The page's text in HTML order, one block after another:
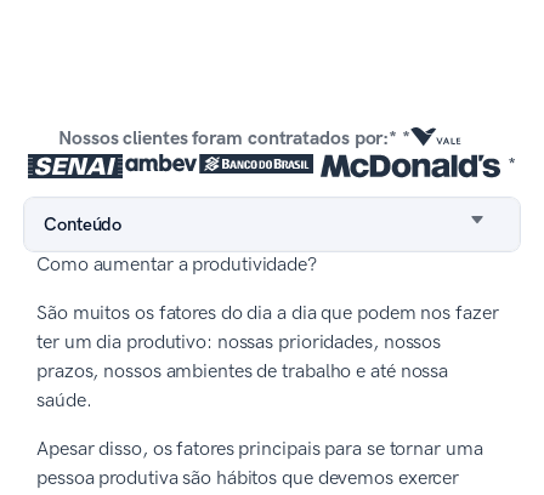
Nossos clientes foram contratados por:* *
*
Conteúdo
Como aumentar a produtividade?
São muitos os fatores do dia a dia que podem nos fazer
ter um dia produtivo: nossas prioridades, nossos
prazos, nossos ambientes de trabalho e até nossa
saúde.
Apesar disso, os fatores principais para se tornar uma
pessoa produtiva são hábitos que devemos exercer